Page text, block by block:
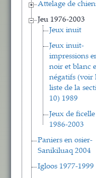
Attelage de
Jeu 1976-2003
Jeux inuit
Jeux inuit-
impressions
noir et blanc
négatifs (voir
liste de la
10) 1989
Jeux de ficelle
1986-2003
Paniers en osier-
Sanikiluaq 2004
Igloos 1977-1999